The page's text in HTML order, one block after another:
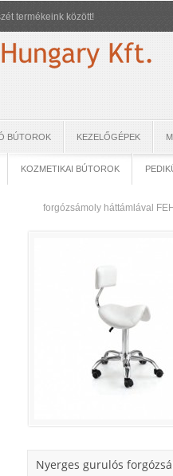
termékeink között!
BÚTOROK KEZELŐGÉPEK
KOZMETIKAI BÚTOROK
forgózsámoly háttámlával
Nyerges gurulós